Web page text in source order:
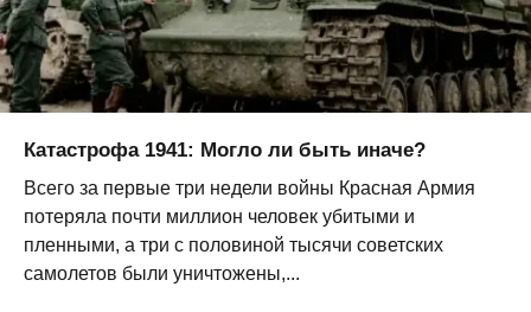
Катастрофа 1941: Могло ли быть иначе?
Всего за первые три недели войны Красная Армия
потеряла почти миллион человек убитыми и
пленными, а три с половиной тысячи советских
самолетов были уничтожены,...